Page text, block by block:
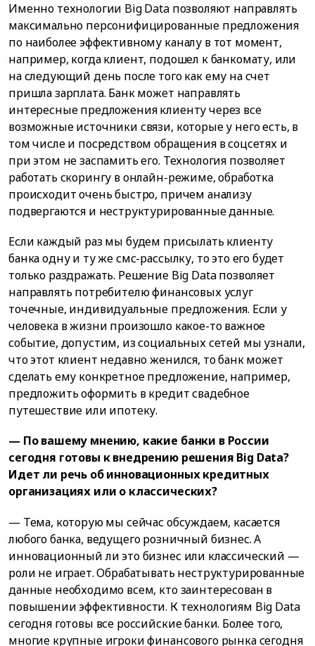
Именно технологии Big Data позволяют направлять
максимально персонифицированные предложения
по наиболее эффективному каналу в тот момент,
например, когда клиент, подошел к банкомату, или
на следующий день после того как ему на счет
пришла зарплата. Банк может направлять
интересные предложения клиенту через все
возможные источники связи, которые у него есть, в
том числе и посредством обращения в соцсетях и
при этом не заспамить его. Технология позволяет
работать скорингу в онлайн-режиме, обработка
происходит очень быстро, причем анализу
подвергаются и неструктурированные данные.
Если каждый раз мы будем присылать клиенту
банка одну и ту же смс-рассылку, то это его будет
только раздражать. Решение Big Data позволяет
направлять потребителю финансовых услуг
точечные, индивидуальные предложения. Если у
человека в жизни произошло какое-то важное
событие, допустим, из социальных сетей мы узнали,
что этот клиент недавно женился, то банк может
сделать ему конкретное предложение, например,
предложить оформить в кредит свадебное
путешествие или ипотеку.
— По вашему мнению, какие банки в России
сегодня готовы к внедрению решения Big Data?
Идет ли речь об инновационных кредитных
организациях или о классических?
— Тема, которую мы сейчас обсуждаем, касается
любого банка, ведущего розничный бизнес. А
инновационный ли это бизнес или классический —
роли не играет. Обрабатывать неструктурированные
данные необходимо всем, кто заинтересован в
повышении эффективности. К технологиям Big Data
сегодня готовы все российские банки. Более того,
многие крупные игроки финансового рынка сегодня